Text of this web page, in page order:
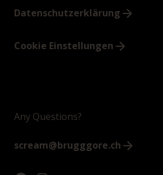
Datenschutzerklärung
Cookie Einstellungen
Any Questions?
scream@brugggore.ch